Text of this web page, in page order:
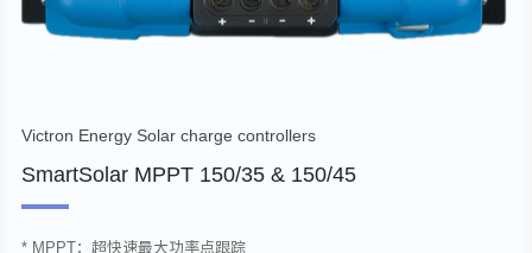
Victron Energy Solar charge controllers
SmartSolar MPPT 150/35 & 150/45
* MPPT：超快速最大功率点跟踪